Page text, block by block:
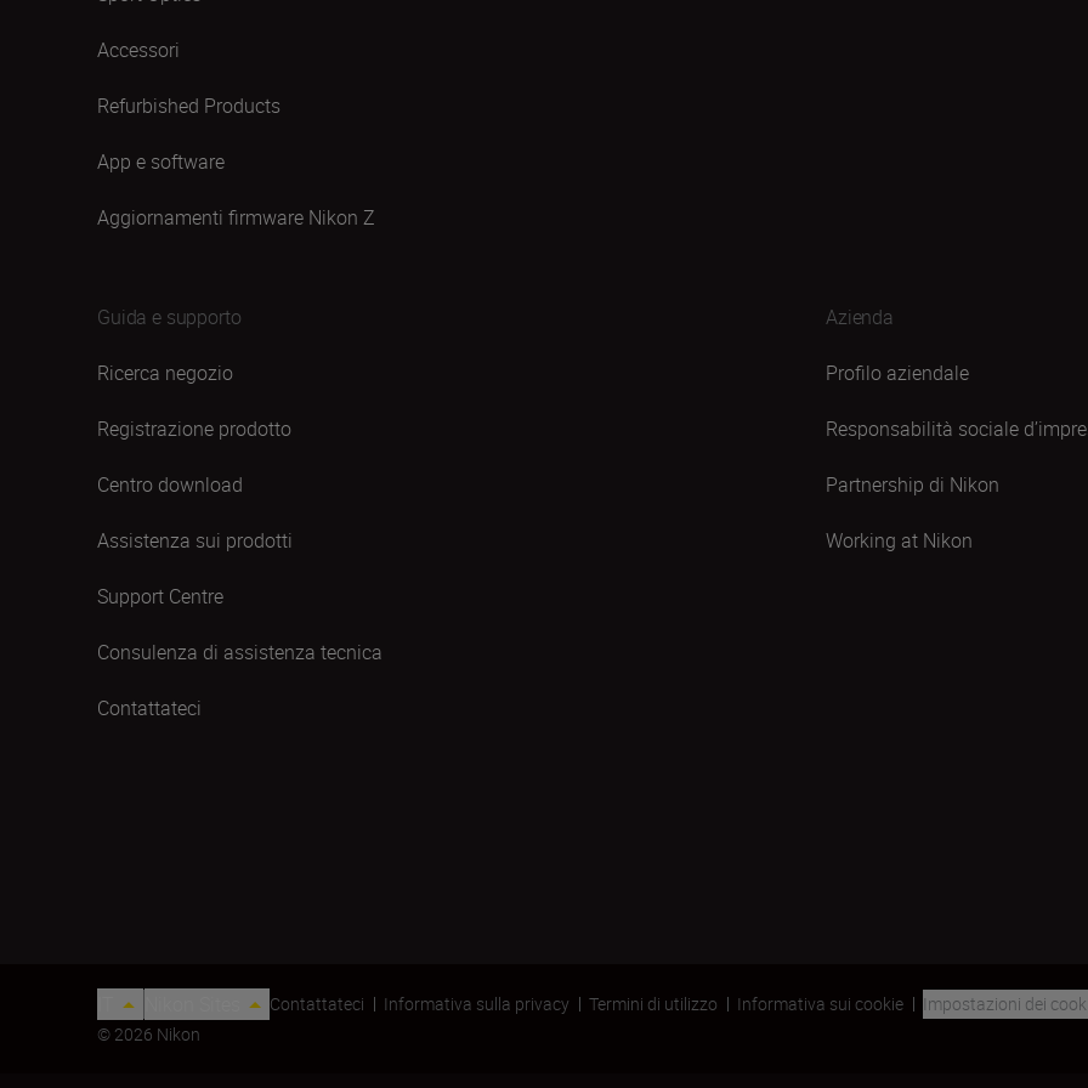
Accessori
Refurbished Products
App e software
Aggiornamenti firmware Nikon Z
Guida e supporto
Ricerca negozio
Registrazione prodotto
Centro download
Assistenza sui prodotti
Support Centre
Consulenza di assistenza tecnica
Contattateci
Azienda
Profilo aziendale
Responsabilità sociale
Partnership di Nikon
Working at Nikon
Contattateci Informativa sulla privacy Termini di utilizzo Informativa sui cookie
Impostazioni dei
© 2026 Nikon